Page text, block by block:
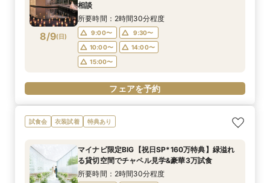
8/9(日)
相談
所要時間：2時間30分程度
9:00〜
9:30〜
10:00〜
14:00〜
15:00〜
フェアを予約
試食会 衣装試着 特典あり
マイナビ限定BIG【祝日SP*160万特典】緑溢れ
る貸切空間でチャペル見学&豪華3万試食
所要時間：2時間30分程度